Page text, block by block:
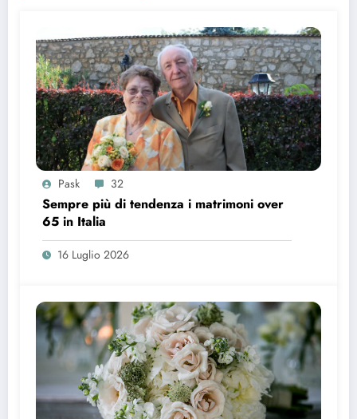
Pask 32
Sempre più di tendenza i matrimoni over
65 in Italia
16 Luglio 2026